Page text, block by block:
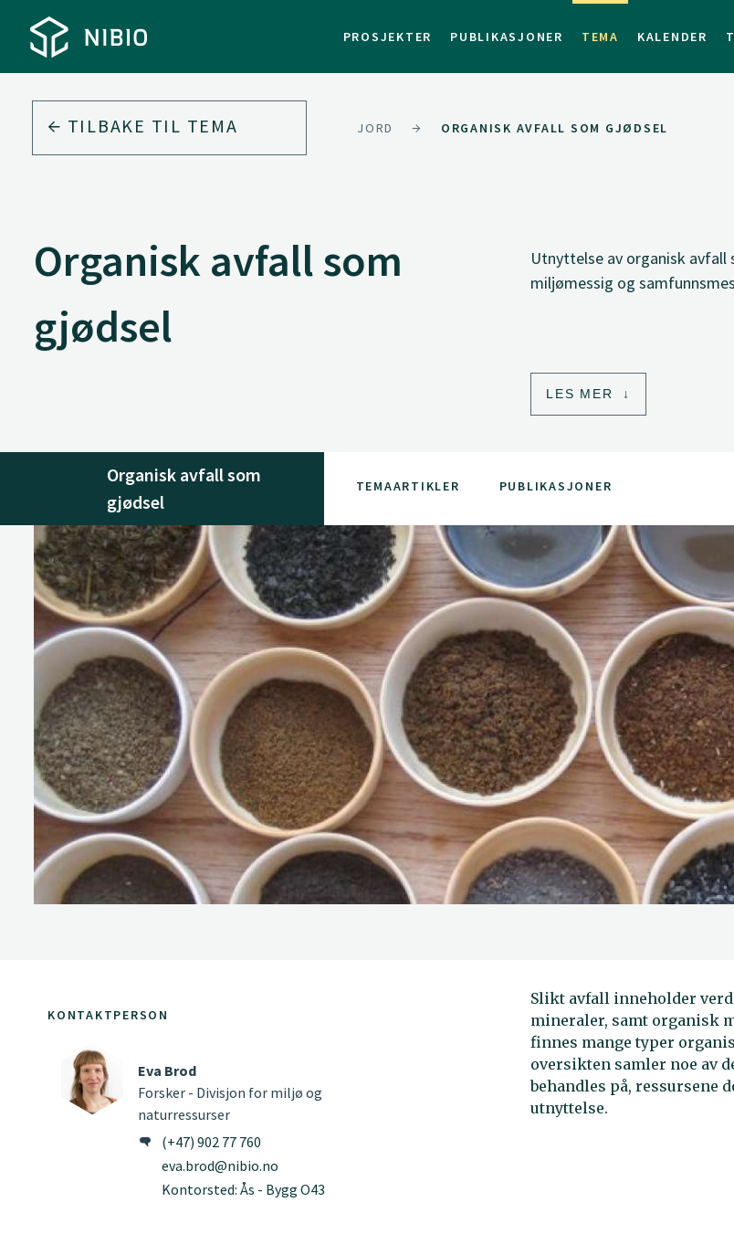
PROSJEKTER PUBLIKASJONER TEMA KALENDER
TILBAKE TIL TEMA JORD ORGANISK AVFALL SOM GJØDSEL
Organisk avfall som
gjødsel
Utnyttelse av organisk
miljømessig og
LES MER
Organisk avfall som
gjødsel
TEMAARTIKLER PUBLIKASJONER
KONTAKTPERSON
Eva Brod
Forsker - Divisjon for miljø og
naturressurser
(+47) 902 77 760
eva.brod@nibio.no
Kontorsted: Ås - Bygg O43
Slikt avfall inneholder
mineraler, samt organisk
finnes mange typer
oversikten samler noe av
behandles på, ressursene
utnyttelse.